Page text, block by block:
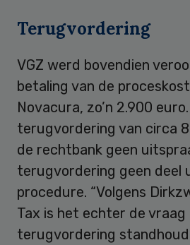
Terugvordering
VGZ werd bovendien
betaling van de
Novacura, zo’n 2.900
terugvordering van circa
de rechtbank geen
terugvordering geen deel
procedure. “Volgens
Tax is het echter de
terugvordering